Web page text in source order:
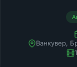
Ванкувер,